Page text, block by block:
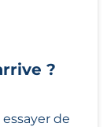
?
de